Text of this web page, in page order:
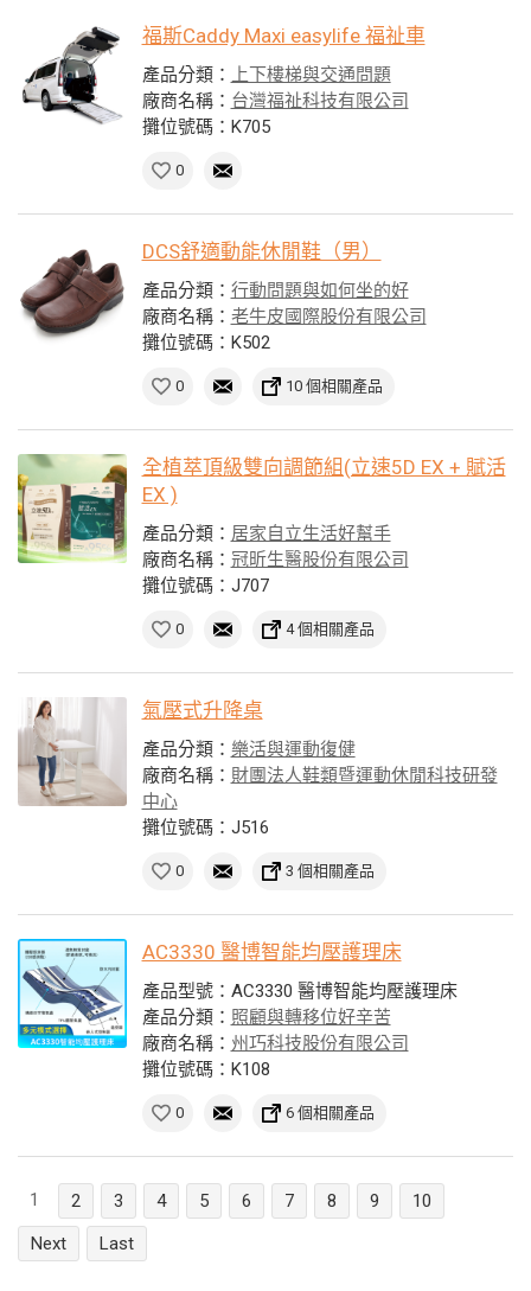
福斯Caddy Maxi easylife 福祉車
產品分類：
上下樓梯與交通問題
廠商名稱： 台灣福祉科技有限公司
攤位號碼：K705
0
DCS舒適動能休閒鞋（男）
產品分類： 行動問題與如何坐的好
廠商名稱： 老牛皮國際股份有限公司
攤位號碼：K502
0 10 個相關產品
全植萃頂級雙向調節組(立速5D EX + 賦活
EX )
產品分類： 居家自立生活好幫手
廠商名稱： 冠昕生醫股份有限公司
攤位號碼：J707
0 4 個相關產品
氣壓式升降桌
產品分類： 樂活與運動復健
廠商名稱： 財團法人鞋類暨運動休閒科技研發
中心
攤位號碼：J516
0 3 個相關產品
AC3330 醫博智能均壓護理床
產品型號：AC3330 醫博智能均壓護理床
產品分類： 照顧與轉移位好辛苦
廠商名稱： 州巧科技股份有限公司
攤位號碼：K108
0 6 個相關產品
1 2 3 4 5 6 7 8 9
10
Next
Last